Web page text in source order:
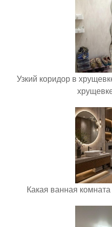
Узкий коридор в
Какая ванная